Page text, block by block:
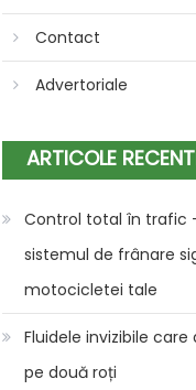
Contact
Advertoriale
ARTICOLE
Control total în trafic
sistemul de frânare
motocicletei tale
Fluidele invizibile
pe două roți